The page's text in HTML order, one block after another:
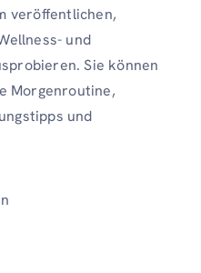
veröffentlichen,
und
Sie können
Morgenroutine,
und